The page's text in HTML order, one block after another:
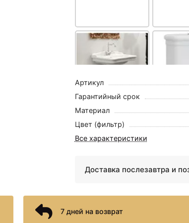
30063 ₽
Раковина 68х55 см
HEL0020100
Артикул
Гарантийный срок
Материал
Цвет (фильтр)
Все характеристики
Доставка послезавтра и
7 дней на возврат